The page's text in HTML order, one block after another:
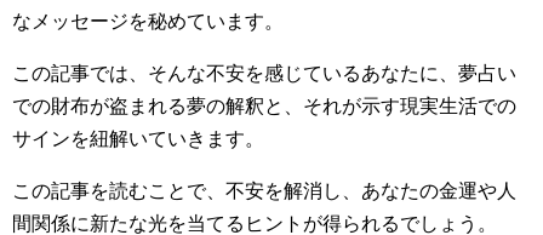
なメッセージを秘めています。
この記事では、そんな不安を感じているあなたに、夢占い
での財布が盗まれる夢の解釈と、それが示す現実生活での
サインを紐解いていきます。
この記事を読むことで、不安を解消し、あなたの金運や人
間関係に新たな光を当てるヒントが得られるでしょう。